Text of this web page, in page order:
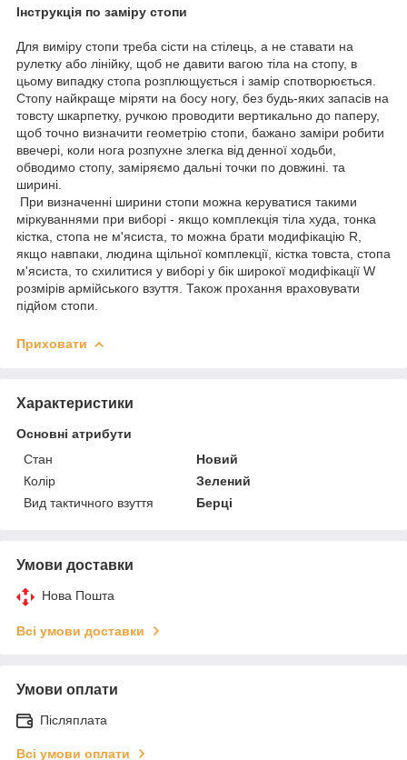
Інструкція по заміру стопи
Для виміру стопи треба сісти на стілець, а не ставати на
рулетку або лінійку, щоб не давити вагою тіла на стопу, в
цьому випадку стопа розплющується і замір спотворюється.
Стопу найкраще міряти на босу ногу, без будь-яких запасів на
товсту шкарпетку, ручкою проводити вертикально до паперу,
щоб точно визначити геометрію стопи, бажано заміри робити
ввечері, коли нога розпухне злегка від денної ходьби,
обводимо стопу, заміряємо дальні точки по довжині. та
ширині.
При визначенні ширини стопи можна керуватися такими
міркуваннями при виборі - якщо комплекція тіла худа, тонка
кістка, стопа не м'ясиста, то можна брати модифікацію R,
якщо навпаки, людина щільної комплекції, кістка товста, стопа
м'ясиста, то схилитися у виборі у бік широкої модифікації W
розмірів армійського взуття. Також прохання враховувати
підйом стопи.
Приховати
Характеристики
Основні атрибути
Стан
Новий
Колір
Зелений
Вид тактичного взуття
Берці
Умови доставки
Нова Пошта
Всі умови доставки
Умови оплати
Післяплата
Всі умови оплати